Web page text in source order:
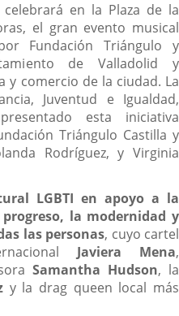
en la Plaza de la
el gran evento musical
Fundación Triángulo y
de Valladolid y
y comercio de la ciudad. La
Juventud e Igualdad,
esta iniciativa
Triángulo Castilla y
Rodríguez, y Virginia
LGBTI en apoyo a la
la modernidad y
las personas, cuyo cartel
Javiera Mena,
Samantha Hudson, la
y la drag queen local más